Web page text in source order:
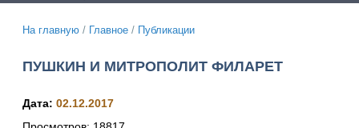
На главную / Главное / Публикации
ПУШКИН И МИТРОПОЛИТ ФИЛАРЕТ
Дата: 02.12.2017